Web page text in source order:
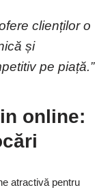
clienților o
și
pe piață.”
online:
atractivă pentru